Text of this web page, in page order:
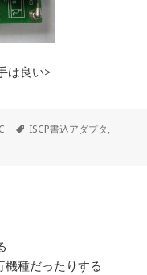
は良い>
タ
ISCP書込アダプタ,
ライタの比較 に
機種だったりする